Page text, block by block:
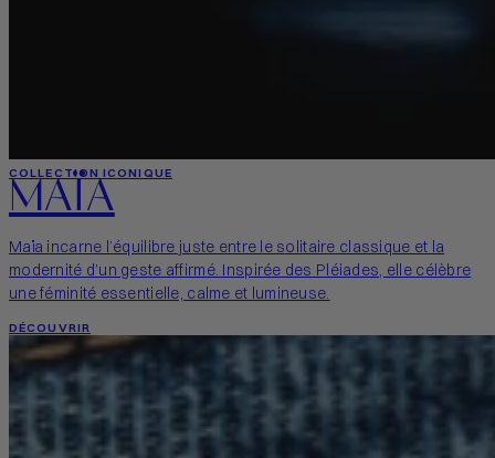
COLLECTION ICONIQUE
MAÏA
Maïa incarne l’équilibre juste entre le solitaire classique et la
modernité d’un geste affirmé. Inspirée des Pléiades, elle célèbre
une féminité essentielle, calme et lumineuse.
DÉCOUVRIR